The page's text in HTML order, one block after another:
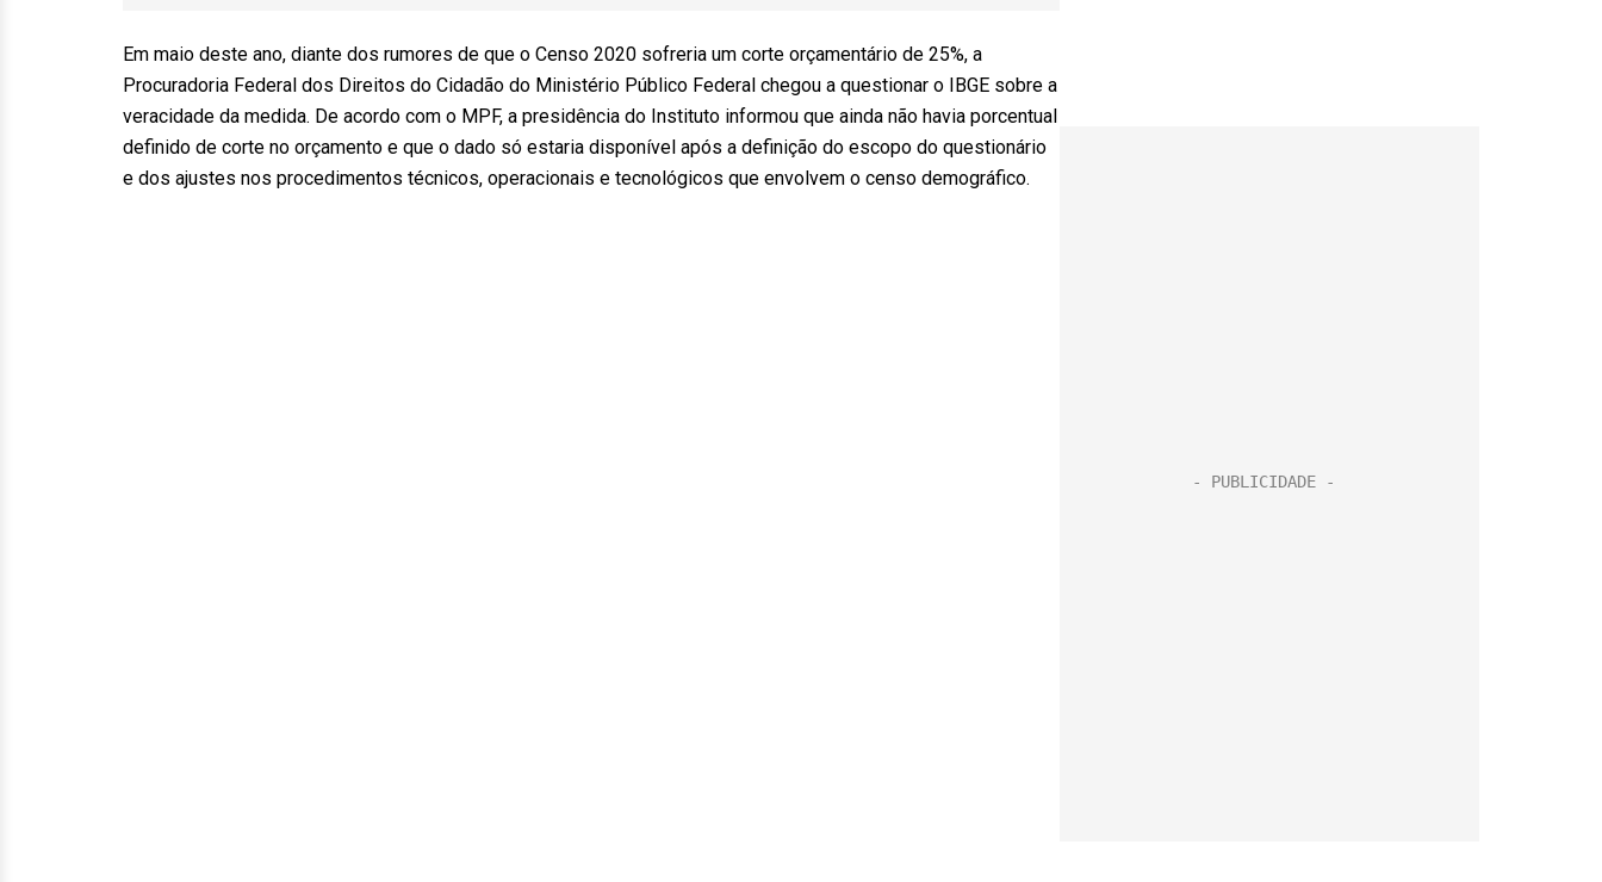
Em maio deste ano, diante dos rumores de que o Censo 2020 sofreria um corte orçamentário de 25%, a
Procuradoria Federal dos Direitos do Cidadão do Ministério Público Federal chegou a questionar o IBGE sobre a
veracidade da medida. De acordo com o MPF, a presidência do Instituto informou que ainda não havia porcentual
definido de corte no orçamento e que o dado só estaria disponível após a definição do escopo do questionário
e dos ajustes nos procedimentos técnicos, operacionais e tecnológicos que envolvem o censo demográfico.